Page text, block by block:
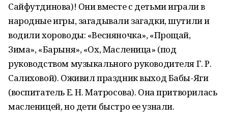
Сайфутдинова)! Они вместе с детьми играли в
народные игры, загадывали загадки, шутили и
водили хороводы: «Весняночка», «Прощай,
Зима», «Барыня», «Ох, Масленица» (под
руководством музыкального руководителя Г. Р.
Салиховой). Оживил праздник выход Бабы-Яги
(воспитатель Е. Н. Матросова). Она притворилась
масленицей, но дети быстро ее узнали.